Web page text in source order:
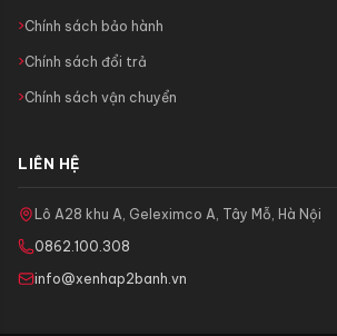
Chính sách bảo hành
Chính sách đổi trả
Chính sách vận chuyển
LIÊN HỆ
Lô A28 khu A, Geleximco A, Tây Mỗ, Hà Nội
0862.100.308
info@xenhap2banh.vn